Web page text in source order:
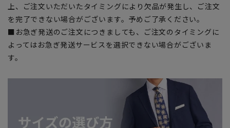
上、ご注文いただいたタイミングにより欠品が発生し、ご注文
を完了できない場合がございます。予めご了承ください。
■お急ぎ発送のご注文につきましても、ご注文のタイミングに
よってはお急ぎ発送サービスを選択できない場合がございま
す。